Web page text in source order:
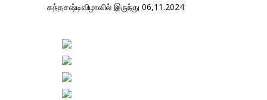
கந்தசஷ்டிவிழாவில் இருந்து 06,11.2024